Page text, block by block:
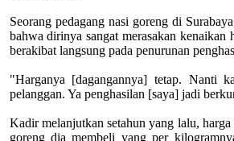
Seorang pedagang nasi goreng di
bahwa dirinya sangat merasakan kenaikan
berakibat langsung pada penurunan
"Harganya [dagangannya] tetap. Nanti
pelanggan. Ya penghasilan [saya] jadi
Kadir melanjutkan setahun yang lalu, harga
goreng dia membeli yang per